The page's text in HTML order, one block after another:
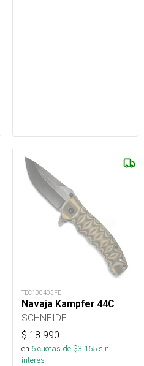
TEC130403FE
Navaja Kampfer 44C
SCHNEIDE
$ 18.990
en 6cuotas de $3.165sin
interés